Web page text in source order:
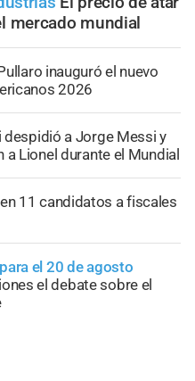
mercado mundial
inauguró el nuevo
2026
despidió a Jorge Messi y
Lionel durante el Mundial
11 candidatos a fiscales
el 20 de agosto
el debate sobre el